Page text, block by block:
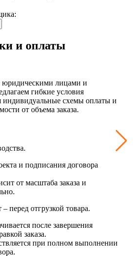
и оплаты
лицами и
гибкие условия
индивидуальные схемы оплаты и
от объема заказа.
и подписания договора
от масштаба заказа и
перед отгрузкой товара.
после завершения
заказа.
при полном выполнении